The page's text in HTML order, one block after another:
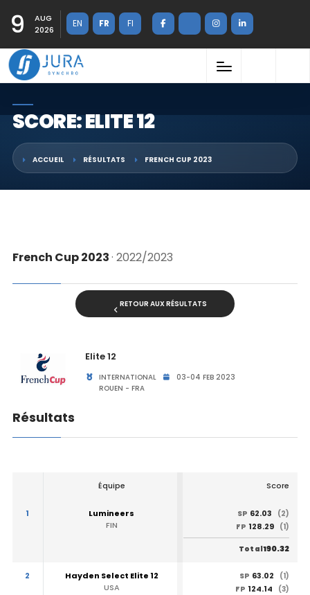
9
AUG
2026
EN FR FI
SCORE: ELITE 12
ACCUEIL RÉSULTATS FRENCH CUP 2023
French Cup 2023· 2022/2023
RETOUR AUX RÉSULTATS
Elite 12
INTERNATIONAL
03-04 FEB 2023
ROUEN - FRA
Résultats
Équipe Score
1
Lumineers
FIN
SP 62.03
(2)
FP 128.29 (1)
Total190.32
2
Hayden Select Elite 12
USA
SP 63.02
(1)
FP 124.14 (3)